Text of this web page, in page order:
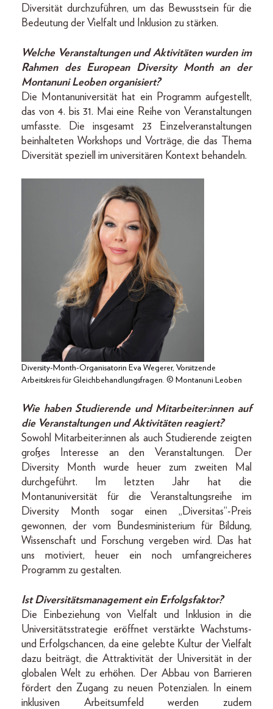
Diversität durchzuführen, um das Bewusstsein für die
Bedeutung der Vielfalt und Inklusion zu stärken.
Welche Veranstaltungen und Aktivitäten wurden im
Rahmen des European Diversity Month an der
Montanuni Leoben organisiert?
Die Montanuniversität hat ein Programm aufgestellt,
das von 4. bis 31. Mai eine Reihe von Veranstaltungen
umfasste. Die insgesamt 23 Einzelveranstaltungen
beinhalteten Workshops und Vorträge, die das Thema
Diversität speziell im universitären Kontext behandeln.
Diversity-Month-Organisatorin Eva Wegerer, Vorsitzende
Arbeitskreis für Gleichbehandlungsfragen. © Montanuni Leoben
Wie haben Studierende und Mitarbeiter:innen auf
die Veranstaltungen und Aktivitäten reagiert?
Sowohl Mitarbeiter:innen als auch Studierende zeigten
großes Interesse an den Veranstaltungen. Der
Diversity Month wurde heuer zum zweiten Mal
durchgeführt. Im letzten Jahr hat die
Montanuniversität für die Veranstaltungsreihe im
Diversity Month sogar einen „Diversitas“-Preis
gewonnen, der vom Bundesministerium für Bildung,
Wissenschaft und Forschung vergeben wird. Das hat
uns motiviert, heuer ein noch umfangreicheres
Programm zu gestalten.
Ist Diversitätsmanagement ein Erfolgsfaktor?
Die Einbeziehung von Vielfalt und Inklusion in die
Universitätsstrategie eröffnet verstärkte Wachstums-
und Erfolgschancen, da eine gelebte Kultur der Vielfalt
dazu beiträgt, die Attraktivität der Universität in der
globalen Welt zu erhöhen. Der Abbau von Barrieren
fördert den Zugang zu neuen Potenzialen. In einem
inklusiven Arbeitsumfeld werden zudem